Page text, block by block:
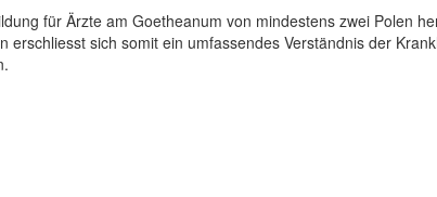
für Ärzte am Goetheanum von mindestens zwei Polen
sich somit ein umfassendes Verständnis der